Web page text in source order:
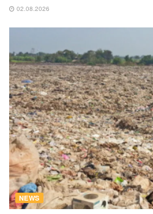
02.08.2026
NEWS